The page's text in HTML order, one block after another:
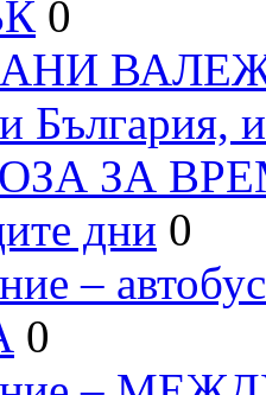
0
ВАЛЕЖИ
България,
ЗА
дни 0
–
0